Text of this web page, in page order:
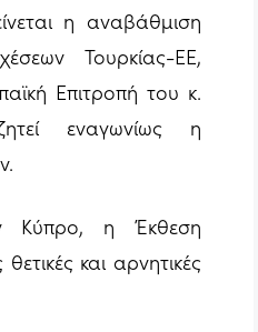
η αναβάθμιση
Τουρκίας-ΕΕ,
Επιτροπή του κ.
εναγωνίως η
Κύπρο, η Έκθεση
και αρνητικές